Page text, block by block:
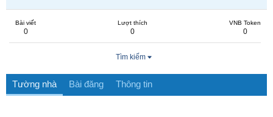
Bài viết
0
Lượt thích
0
VNB Token
0
Tìm kiếm
Tường nhà Bài đăng Thông tin